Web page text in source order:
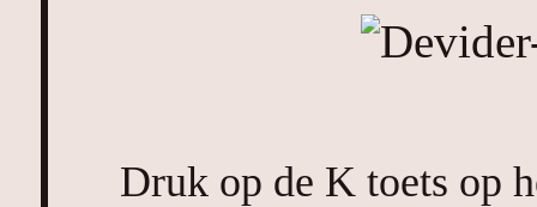
Druk op de K toets op